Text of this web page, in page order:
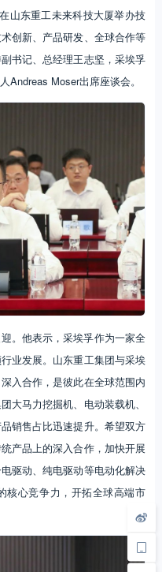
山东重工未来科技大厦举办技
创新、产品研发、全球合作等
书记、总经理王志坚，采埃孚
Andreas Moser出席座谈会。
。他表示，采埃孚作为一家全
业发展。山东重工集团与采埃
入合作，是彼此在全球范围内
大马力挖掘机、电动装载机、
销售占比迅速提升。希望双方
产品上的深入合作，加快开展
驱动、纯电驱动等电动化解决
核心竞争力，开拓全球高端市